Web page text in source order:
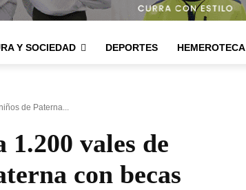
Y SOCIEDAD DEPORTES HEMEROTECA
de Paterna...
vales de
con becas